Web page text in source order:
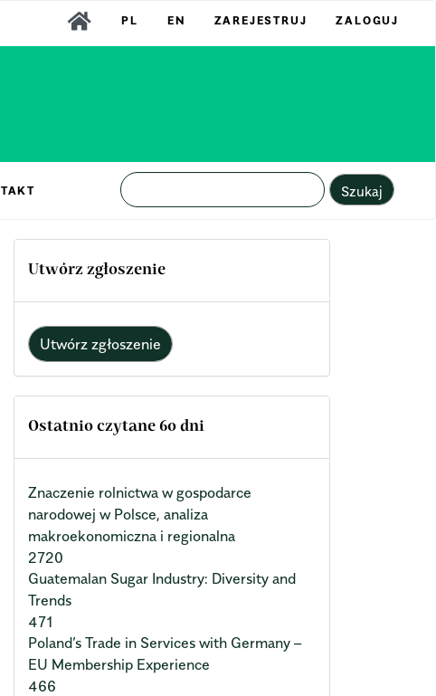
PL EN ZAREJESTRUJ ZALOGUJ
Szukaj
Utwórz zgłoszenie
Utwórz zgłoszenie
Ostatnio czytane 60 dni
Znaczenie rolnictwa w gospodarce
narodowej w Polsce, analiza
makroekonomiczna i regionalna
2720
Guatemalan Sugar Industry: Diversity and
Trends
471
Poland’s Trade in Services with Germany –
EU Membership Experience
466